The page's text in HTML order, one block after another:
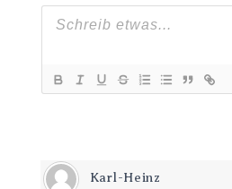
Karl-Heinz